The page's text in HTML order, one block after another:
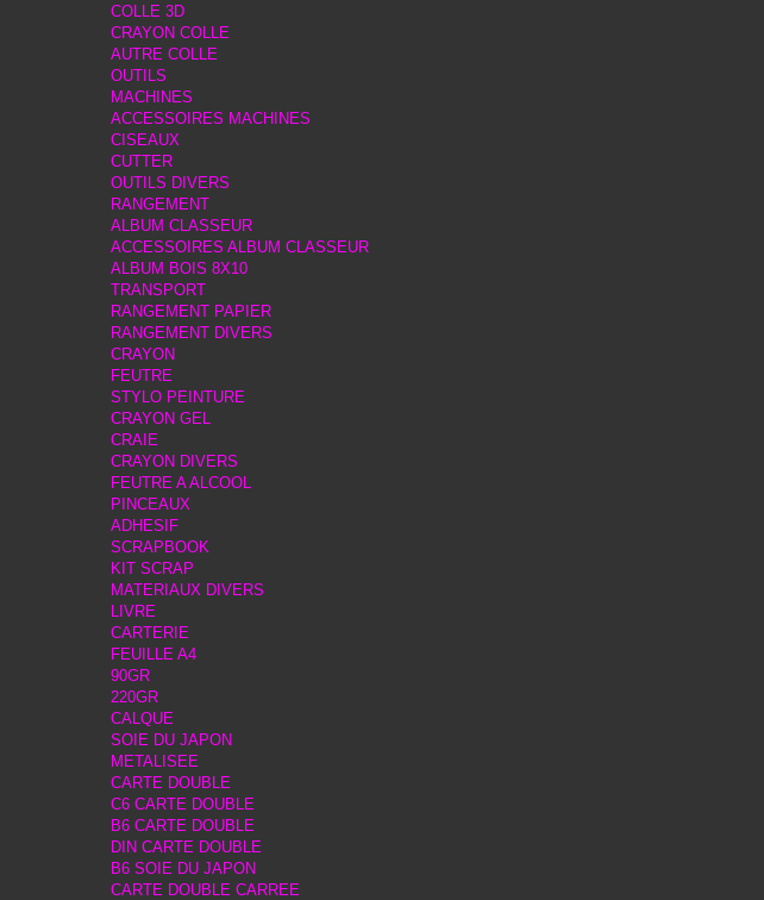
COLLE 3D
CRAYON COLLE
AUTRE COLLE
OUTILS
MACHINES
ACCESSOIRES MACHINES
CISEAUX
CUTTER
OUTILS DIVERS
RANGEMENT
ALBUM CLASSEUR
ACCESSOIRES ALBUM CLASSEUR
ALBUM BOIS 8X10
TRANSPORT
RANGEMENT PAPIER
RANGEMENT DIVERS
CRAYON
FEUTRE
STYLO PEINTURE
CRAYON GEL
CRAIE
CRAYON DIVERS
FEUTRE A ALCOOL
PINCEAUX
ADHESIF
SCRAPBOOK
KIT SCRAP
MATERIAUX DIVERS
LIVRE
CARTERIE
FEUILLE A4
90GR
220GR
CALQUE
SOIE DU JAPON
METALISEE
CARTE DOUBLE
C6 CARTE DOUBLE
B6 CARTE DOUBLE
DIN CARTE DOUBLE
B6 SOIE DU JAPON
CARTE DOUBLE CARREE